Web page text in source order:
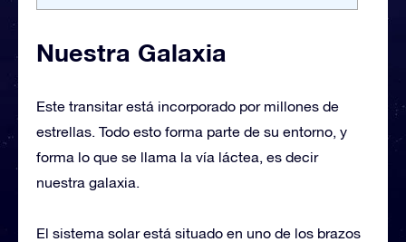
Nuestra Galaxia
Este transitar está incorporado por millones de
estrellas. Todo esto forma parte de su entorno, y
forma lo que se llama la vía láctea, es decir
nuestra galaxia.
El sistema solar está situado en uno de los brazos